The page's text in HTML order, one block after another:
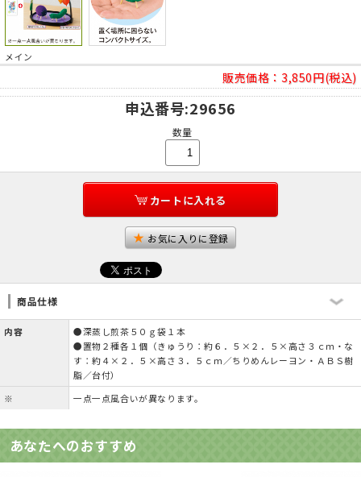
メイン
販売価格： 3,850円(税込)
申込番号:29656
数量
カートに入れる
お気に入りに登録
商品仕様
内容
●深蒸し煎茶５０ｇ袋１本
●置物２種各１個（きゅうり：約６．５×２．５×高さ３ｃｍ・な
す：約４×２．５×高さ３．５ｃｍ／ちりめんレーヨン・ＡＢＳ樹
脂／台付）
※
一点一点風合いが異なります。
あなたへのおすすめ